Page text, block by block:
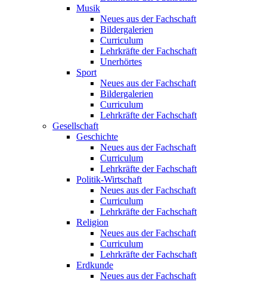
Musik
Neues aus der Fachschaft
Bildergalerien
Curriculum
Lehrkräfte der Fachschaft
Unerhörtes
Sport
Neues aus der Fachschaft
Bildergalerien
Curriculum
Lehrkräfte der Fachschaft
Gesellschaft
Geschichte
Neues aus der Fachschaft
Curriculum
Lehrkräfte der Fachschaft
Politik-Wirtschaft
Neues aus der Fachschaft
Curriculum
Lehrkräfte der Fachschaft
Religion
Neues aus der Fachschaft
Curriculum
Lehrkräfte der Fachschaft
Erdkunde
Neues aus der Fachschaft